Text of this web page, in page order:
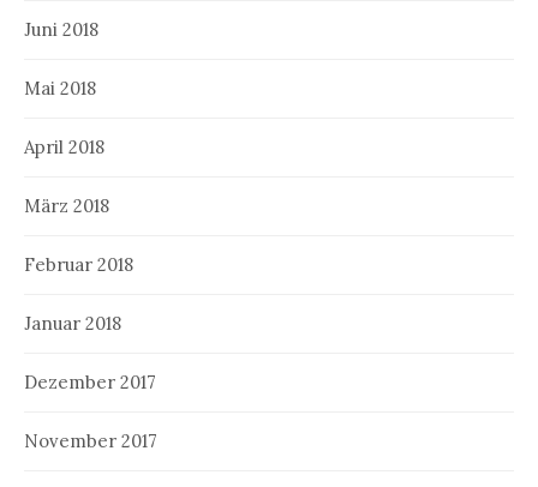
Juni 2018
Mai 2018
April 2018
März 2018
Februar 2018
Januar 2018
Dezember 2017
November 2017